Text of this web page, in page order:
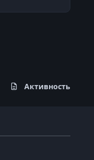
Активность